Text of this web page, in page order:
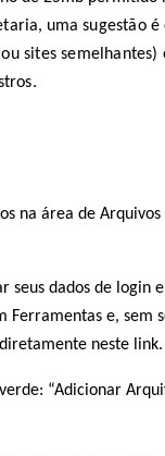
, uma sugestão
sites
na área de Arquivos
seus dados de login
Ferramentas e, sem
neste link.
“Adicionar